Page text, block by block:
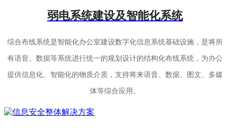
弱电系统建设及智能化系统
综合布线系统是智能化办公室建设数字化信息系统基础设施，是将所
有语音、数据等系统进行统一的规划设计的结构化布线系统，为办公
提供信息化、智能化的物质介质，支持将来语音、数据、图文、多媒
体等综合应用。